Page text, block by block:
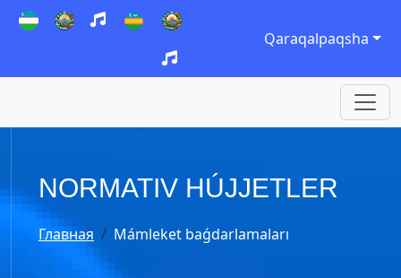
Qaraqalpaqsha
NORMATIV HÚJJETLER
Главная Mámleket baǵdarlamaları